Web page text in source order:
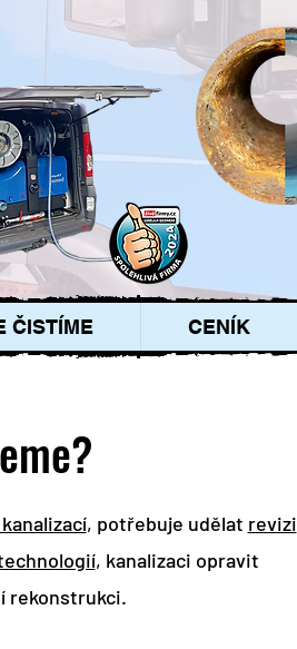
ČISTÍME CENÍK
, potřebuje udělat revizi
, kanalizaci opravit
rekonstrukci.